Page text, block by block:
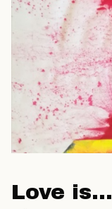
Love is...